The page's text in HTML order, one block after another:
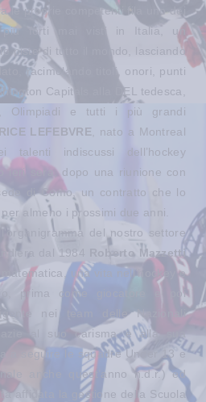
le proprie competenti fila uno dei
più forti mai visti in Italia, un
piste di tutto il mondo, lasciando
racimolando titoli, onori, punti
Capitals alla DEL tedesca,
Olimpiadi e tutti i più grandi
LEFEBVRE , nato a Montreal
indiscussi dell’hockey
ieri sera, dopo una riunione con
di Como, un contratto che lo
almeno i prossimi due anni.
del nostro settore
dal 1984
Roberto Mazzetti
una vita nell’hockey e
prima come giocatore e poi
nei team delle Nazionali
al suo carisma e alla sua
a seguire le squadre Under 13 e
anche quest’anno n.d.r.) ed
affidata la gestione della Scuola